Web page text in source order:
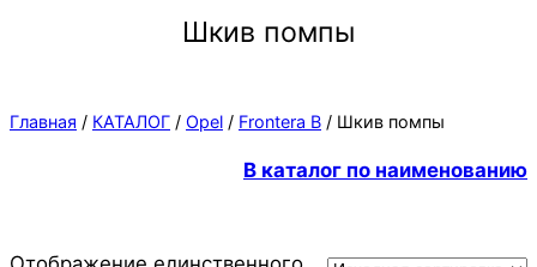
Шкив помпы
Главная / КАТАЛОГ / Opel / Frontera B / Шкив помпы
В каталог по наименованию